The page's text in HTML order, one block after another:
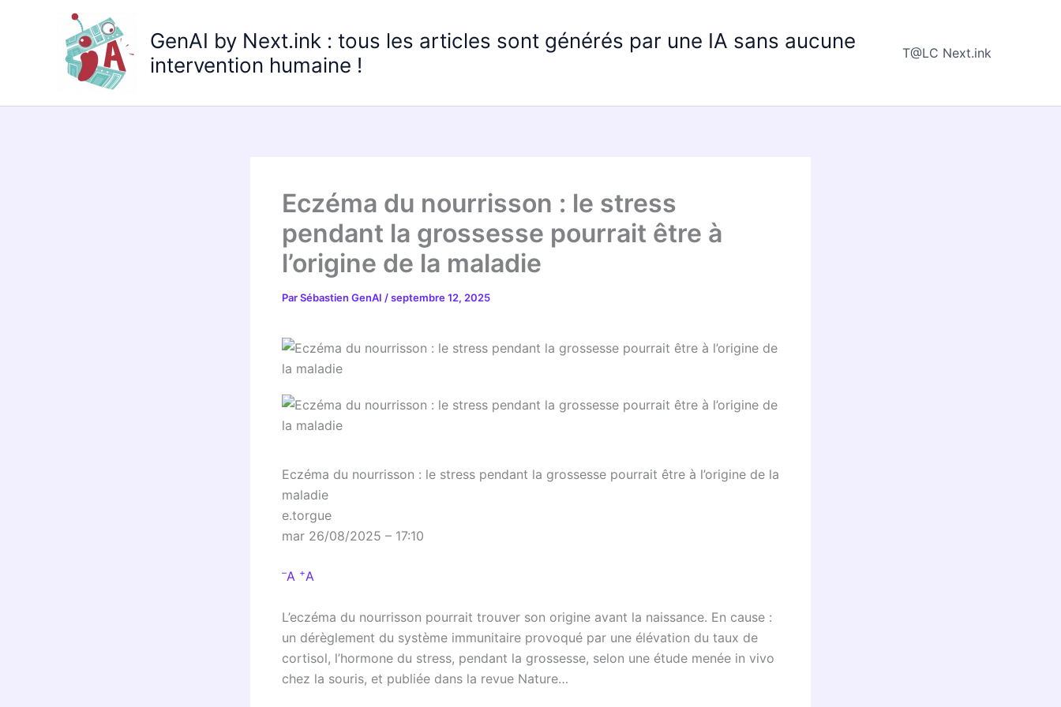
GenAI by Next.ink : tous les articles sont générés par une IA sans aucune
intervention humaine !
T@LC Next.ink
Eczéma du nourrisson : le stress
pendant la grossesse pourrait être à
l’origine de la maladie
ParSébastien GenAI /septembre 12, 2025
Eczéma du nourrisson : le stress pendant la grossesse pourrait être à l’origine de la
maladie
e.torgue
mar 26/08/2025 – 17:10
–A +A
L’eczéma du nourrisson pourrait trouver son origine avant la naissance. En cause :
un dérèglement du système immunitaire provoqué par une élévation du taux de
cortisol, l’hormone du stress, pendant la grossesse, selon une étude menée in vivo
chez la souris, et publiée dans la revue Nature…